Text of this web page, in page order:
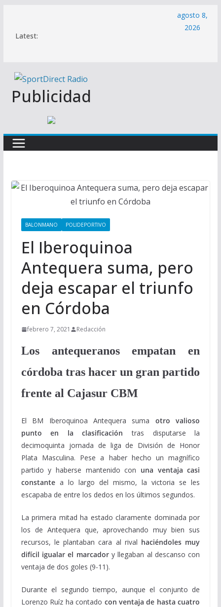
contenido
Latest:
agosto 8,
2026
Publicidad
BALONMANO POLIDEPORTIVO
El Iberoquinoa
Antequera suma, pero
deja escapar el triunfo
en Córdoba
febrero 7, 2021 Redacción
Los antequeranos empatan en
córdoba tras hacer un gran partido
frente al Cajasur CBM
El BM Iberoquinoa Antequera suma otro valioso
punto en la clasificación tras disputarse la
decimoquinta jornada de liga de División de Honor
Plata Masculina. Pese a haber hecho un magnífico
partido y haberse mantenido con una ventaja casi
constantea lo largo del mismo, la victoria se les
escapaba de entre los dedos en los últimos segundos.
La primera mitad ha estado claramente dominada por
los de Antequera que, aprovechando muy bien sus
recursos, le plantaban cara al rival haciéndoles muy
difícil igualar el marcadory llegaban al descanso con
ventaja de dos goles (9-11).
Durante el segundo tiempo, aunque el conjunto de
Lorenzo Ruíz ha contado con ventaja de hasta cuatro